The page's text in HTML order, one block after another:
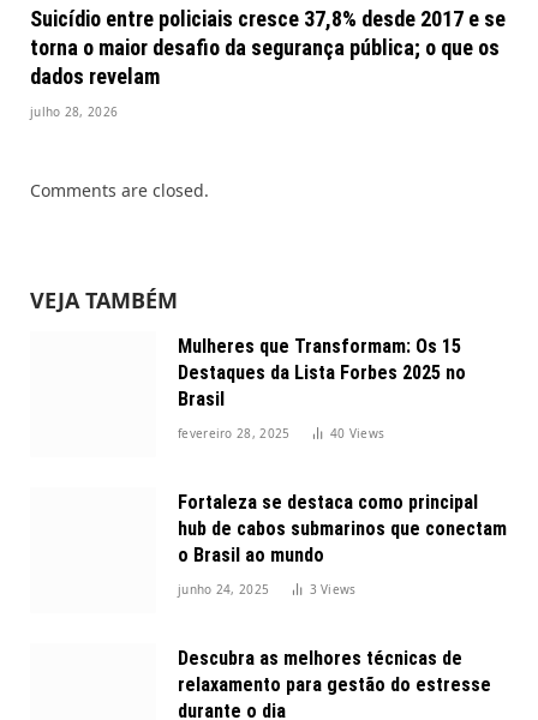
Suicídio entre policiais cresce 37,8% desde 2017 e se
torna o maior desafio da segurança pública; o que os
dados revelam
julho 28, 2026
Comments are closed.
VEJA TAMBÉM
Mulheres que Transformam: Os 15
Destaques da Lista Forbes 2025 no
Brasil
fevereiro 28, 2025 40 Views
Fortaleza se destaca como principal
hub de cabos submarinos que conectam
o Brasil ao mundo
junho 24, 2025 3Views
Descubra as melhores técnicas de
relaxamento para gestão do estresse
durante o dia